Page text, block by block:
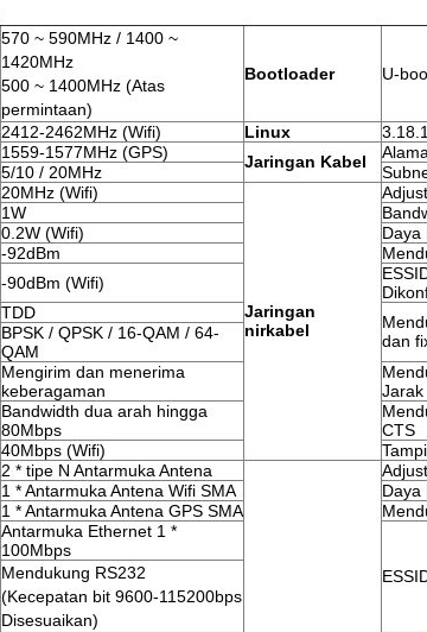
570 ~ 590MHz / 1400 ~
1420MHz
500 ~ 1400MHz (Atas
permintaan)
Bootloader U-
2412-2462MHz (Wifi) Linux
1559-1577MHz (GPS)
Jaringan Kabel
5/10 / 20MHz
20MHz (Wifi)
Jaringan
nirkabel
1W
0.2W (Wifi)
Daya
-92dBm
-90dBm (Wifi)
TDD
dan
BPSK / QPSK / 16-QAM / 64-
QAM
Mengirim dan menerima
keberagaman
Jarak
Bandwidth dua arah hingga
80Mbps
CTS
40Mbps (Wifi)
2 * tipe N Antarmuka Antena
1 * Antarmuka Antena Wifi SMA
Daya
1 * Antarmuka Antena GPS SMA
Antarmuka Ethernet 1 *
100Mbps
Mendukung RS232
(Kecepatan bit 9600-115200bps
Disesuaikan)